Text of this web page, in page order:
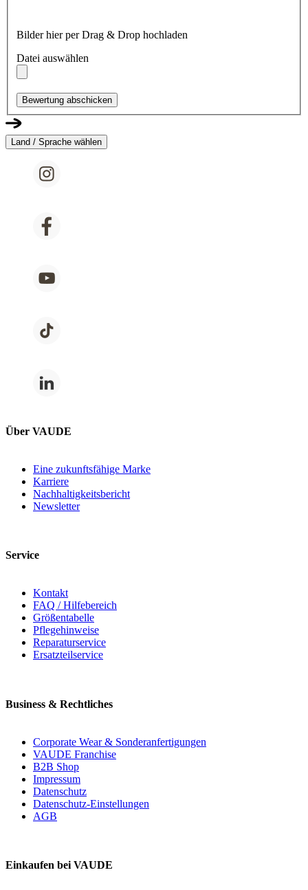
Bilder hier per Drag & Drop hochladen
Datei auswählen
Bewertung abschicken
Land / Sprache wählen
Über VAUDE
Eine zukunftsfähige Marke
Karriere
Nachhaltigkeitsbericht
Newsletter
Service
Kontakt
FAQ / Hilfebereich
Größentabelle
Pflegehinweise
Reparaturservice
Ersatzteilservice
Business & Rechtliches
Corporate Wear & Sonderanfertigungen
VAUDE Franchise
B2B Shop
Impressum
Datenschutz
Datenschutz-Einstellungen
AGB
Einkaufen bei VAUDE